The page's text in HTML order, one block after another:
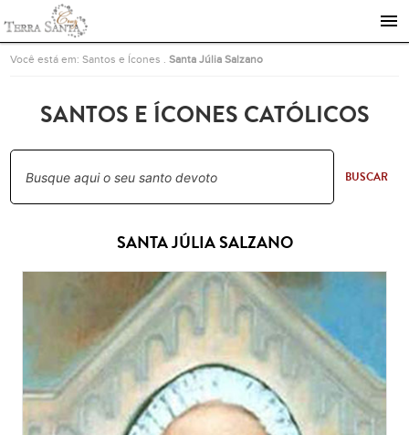
Ir para a página inicial
Você está em:Santos e Ícones .Santa Júlia Salzano
SANTOS E ÍCONES CATÓLICOS
BUSCAR
SANTA JÚLIA SALZANO